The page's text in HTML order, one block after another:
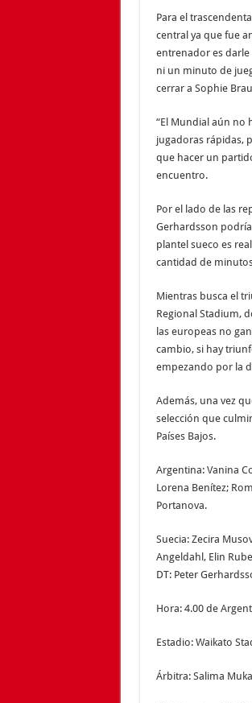
Para el
central ya que fue
entrenador es darle
ni un minuto de
cerrar a Sophie
“El Mundial aún no
jugadoras rápidas,
que hacer un
encuentro.
Por el lado de las
Gerhardsson
plantel sueco es
cantidad de
Mientras busca el
Regional Stadium,
las europeas no
cambio, si hay
empezando por la
Además, una vez
selección que
Países Bajos.
Argentina: Vanina
Lorena Benítez;
Portanova.
Suecia: Zecira
Angeldahl, Elin
DT: Peter
Hora: 4.00 de
Estadio: Waikato
Árbitra: Salima